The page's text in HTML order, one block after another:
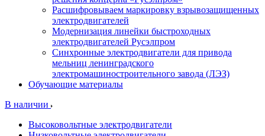
Расшифровываем маркировку взрывозащищенных
электродвигателей
Модернизация линейки быстроходных
электродвигателей Русэлпром
Синхронные электродвигатели для привода
мельниц ленинградского
электромашиностроительного завода (ЛЭЗ)
Обучающие материалы
В наличии
Высоковольтные электродвигатели